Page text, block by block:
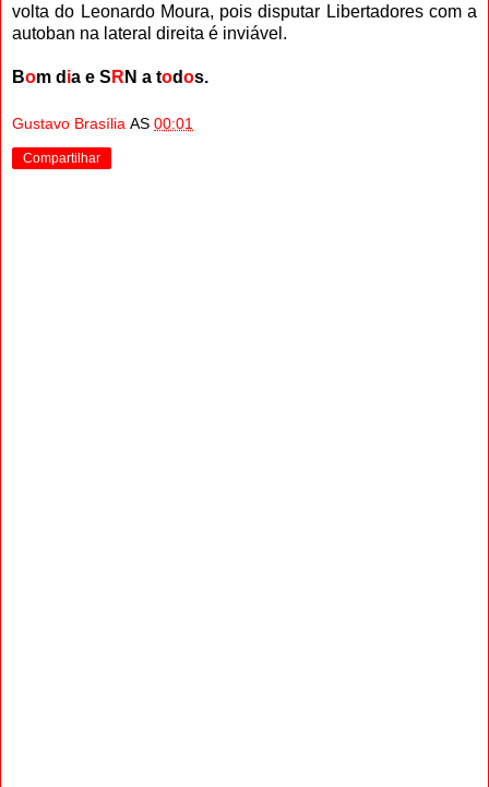
volta do Leonardo Moura, pois disputar Libertadores com a
autoban na lateral direita é inviável.
Bom d ia e S R N a todos.
Gustavo Brasília AS 00:01
Compartilhar